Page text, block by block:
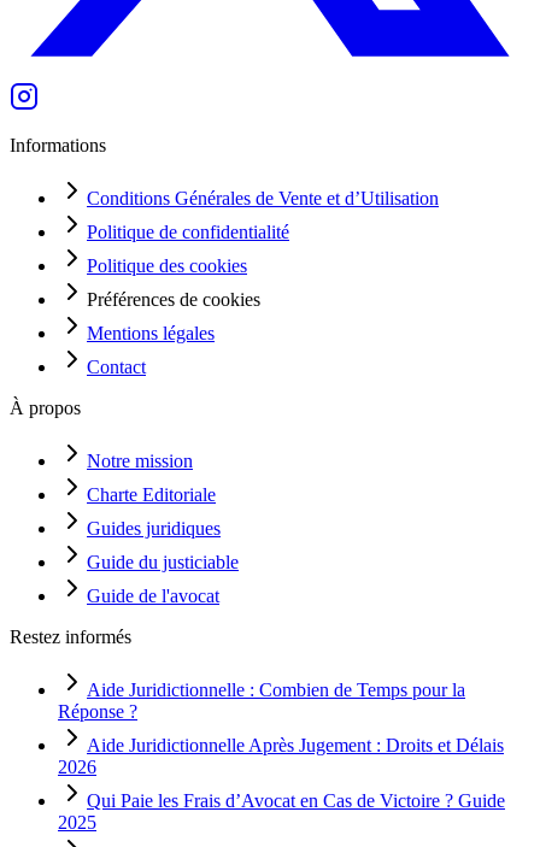
Informations
Conditions Générales de Vente et d’Utilisation
Politique de confidentialité
Politique des cookies
Préférences de cookies
Mentions légales
Contact
À propos
Notre mission
Charte Editoriale
Guides juridiques
Guide du justiciable
Guide de l'avocat
Restez informés
Aide Juridictionnelle : Combien de Temps pour la
Réponse ?
Aide Juridictionnelle Après Jugement : Droits et Délais
2026
Qui Paie les Frais d’Avocat en Cas de Victoire ? Guide
2025